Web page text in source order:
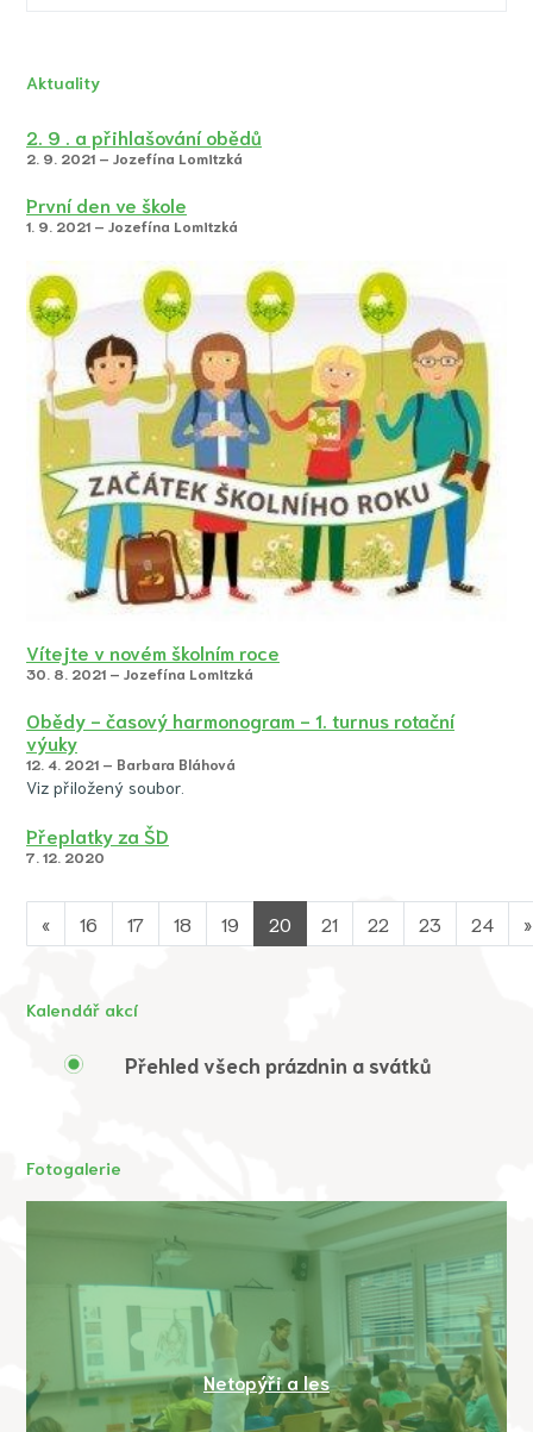
Aktuality
2. 9 . a přihlašování obědů
2. 9. 2021 – Jozefína Lomitzká
První den ve škole
1. 9. 2021 – Jozefína Lomitzká
Vítejte v novém školním roce
30. 8. 2021 – Jozefína Lomitzká
Obědy - časový harmonogram - 1. turnus rotační
výuky
12. 4. 2021 – Barbara Bláhová
Viz přiložený soubor.
Přeplatky za ŠD
7. 12. 2020
« 16 17 18 19 20 21 22 23 24 »
Kalendář akcí
Přehled všech prázdnin a svátků
Fotogalerie
Netopýři a les